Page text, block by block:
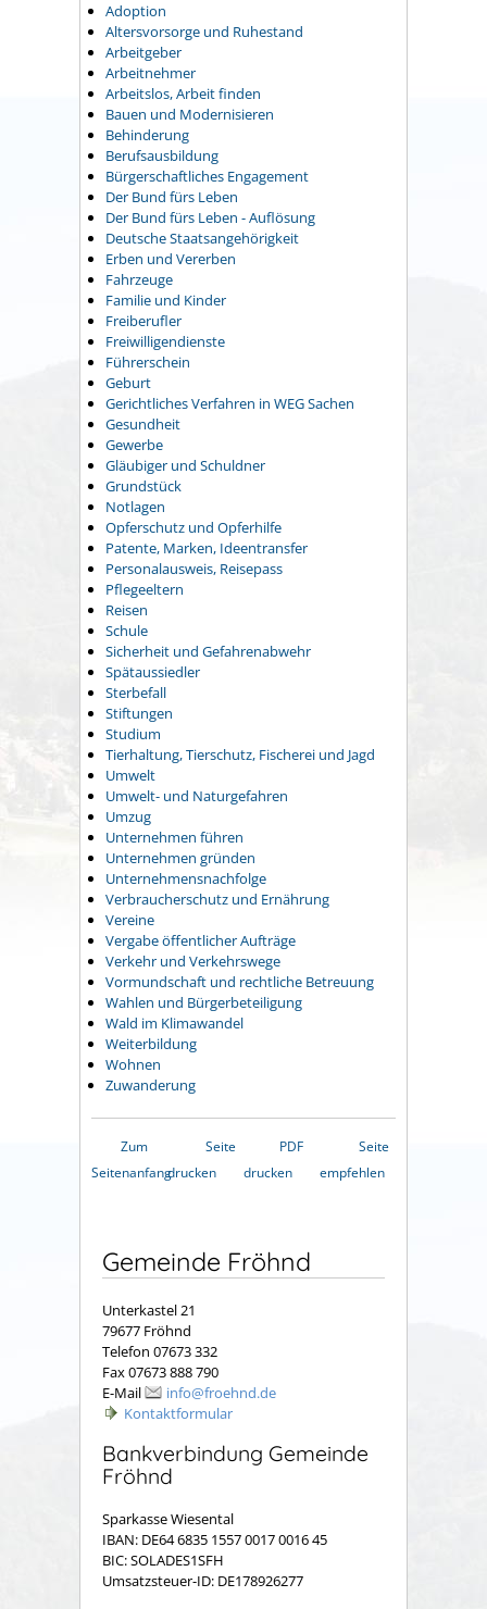
Adoption
Altersvorsorge und Ruhestand
Arbeitgeber
Arbeitnehmer
Arbeitslos, Arbeit finden
Bauen und Modernisieren
Behinderung
Berufsausbildung
Bürgerschaftliches Engagement
Der Bund fürs Leben
Der Bund fürs Leben - Auflösung
Deutsche Staatsangehörigkeit
Erben und Vererben
Fahrzeuge
Familie und Kinder
Freiberufler
Freiwilligendienste
Führerschein
Geburt
Gerichtliches Verfahren in WEG Sachen
Gesundheit
Gewerbe
Gläubiger und Schuldner
Grundstück
Notlagen
Opferschutz und Opferhilfe
Patente, Marken, Ideentransfer
Personalausweis, Reisepass
Pflegeeltern
Reisen
Schule
Sicherheit und Gefahrenabwehr
Spätaussiedler
Sterbefall
Stiftungen
Studium
Tierhaltung, Tierschutz, Fischerei und Jagd
Umwelt
Umwelt- und Naturgefahren
Umzug
Unternehmen führen
Unternehmen gründen
Unternehmensnachfolge
Verbraucherschutz und Ernährung
Vereine
Vergabe öffentlicher Aufträge
Verkehr und Verkehrswege
Vormundschaft und rechtliche Betreuung
Wahlen und Bürgerbeteiligung
Wald im Klimawandel
Weiterbildung
Wohnen
Zuwanderung
Zum
Seitenanfang
Seite
drucken
PDF
drucken
Seite
empfehlen
Gemeinde Fröhnd
Unterkastel 21
79677 Fröhnd
Telefon 07673 332
Fax 07673 888 790
E-Mail
info@froehnd.de
Kontaktformular
Bankverbindung Gemeinde
Fröhnd
Sparkasse Wiesental
IBAN: DE64 6835 1557 0017 0016 45
BIC: SOLADES1SFH
Umsatzsteuer-ID: DE178926277